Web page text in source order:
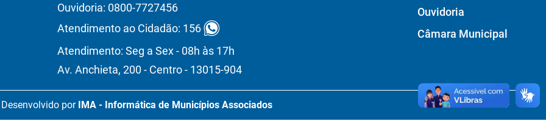
Ouvidoria: 0800-7727456
Atendimento ao Cidadão: 156
Atendimento: Seg a Sex - 08h às 17h
Av. Anchieta, 200 - Centro - 13015-904
Ouvidoria
Câmara Municipal
Desenvolvido por IMA - Informática de Municípios Associados